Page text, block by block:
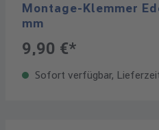
Montage-Klemmer
mm
9,90 €*
Sofort verfügbar,